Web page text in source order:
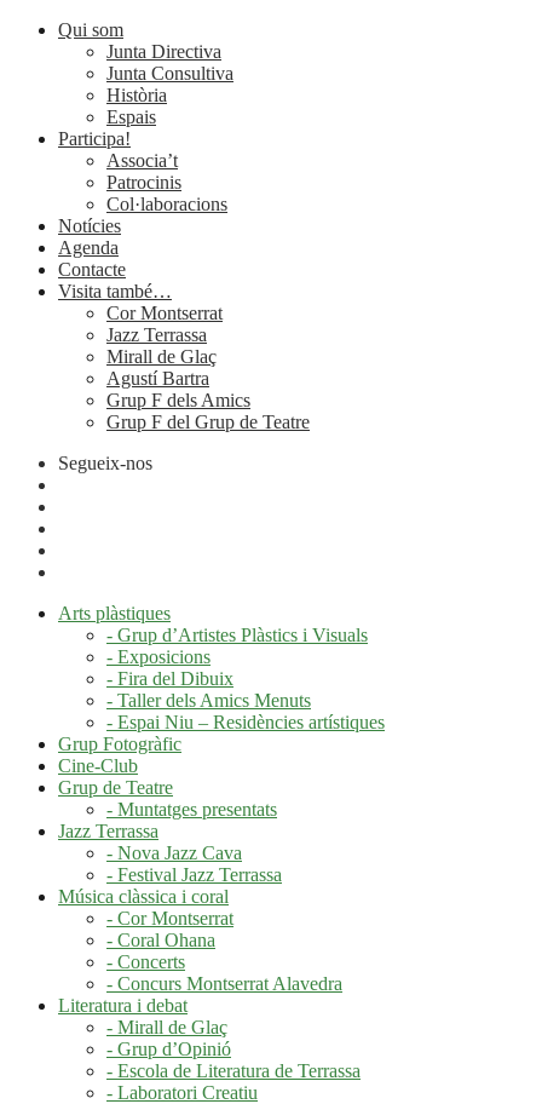
Qui som
Junta Directiva
Junta Consultiva
Història
Espais
Participa!
Associa’t
Patrocinis
Col·laboracions
Notícies
Agenda
Contacte
Visita també…
Cor Montserrat
Jazz Terrassa
Mirall de Glaç
Agustí Bartra
Grup F dels Amics
Grup F del Grup de Teatre
Segueix-nos
Arts plàstiques
- Grup d’Artistes Plàstics i Visuals
- Exposicions
- Fira del Dibuix
- Taller dels Amics Menuts
- Espai Niu – Residències artístiques
Grup Fotogràfic
Cine-Club
Grup de Teatre
- Muntatges presentats
Jazz Terrassa
- Nova Jazz Cava
- Festival Jazz Terrassa
Música clàssica i coral
- Cor Montserrat
- Coral Ohana
- Concerts
- Concurs Montserrat Alavedra
Literatura i debat
- Mirall de Glaç
- Grup d’Opinió
- Escola de Literatura de Terrassa
- Laboratori Creatiu